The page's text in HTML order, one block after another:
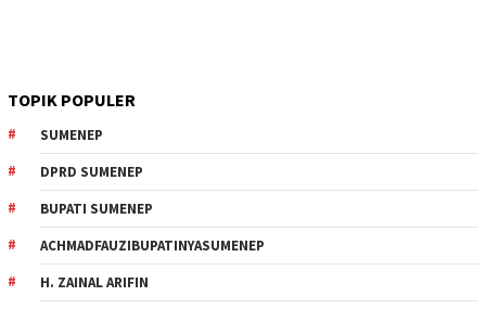
TOPIK POPULER
SUMENEP
DPRD SUMENEP
BUPATI SUMENEP
ACHMADFAUZIBUPATINYASUMENEP
H. ZAINAL ARIFIN